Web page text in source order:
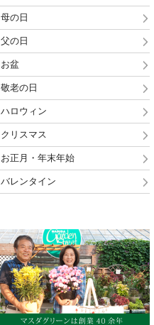
母の日
父の日
お盆
敬老の日
ハロウィン
クリスマス
お正月・年末年始
バレンタイン